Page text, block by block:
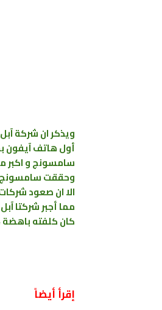
أول هاتف آيفون
سامسونج و اكبر
وحققت سامسونج
الا ان صعود
مما أجبر شركتا
كان كلفته باهضة
إقرأ أيضاً